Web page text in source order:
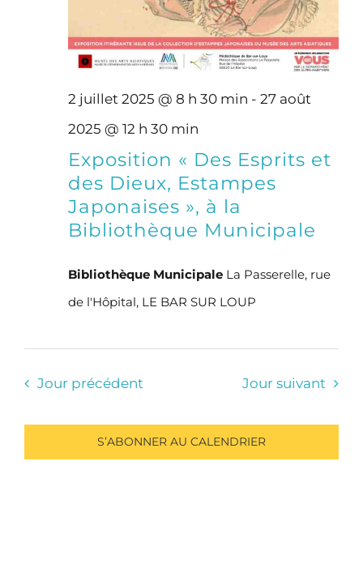
2 juillet 2025 @ 8 h 30 min - 27 août
2025 @ 12 h 30 min
Exposition « Des Esprits et
des Dieux, Estampes
Japonaises », à la
Bibliothèque Municipale
Bibliothèque Municipale La Passerelle, rue
de l'Hôpital, LE BAR SUR LOUP
Jour précédent Jour suivant
S’ABONNER AU CALENDRIER